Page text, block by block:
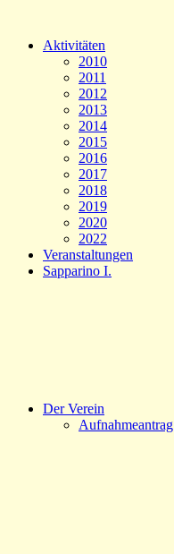
Aktivitäten
2010
2011
2012
2013
2014
2015
2016
2017
2018
2019
2020
2022
Veranstaltungen
Sapparino I.
Der Verein
Aufnahmeantrag